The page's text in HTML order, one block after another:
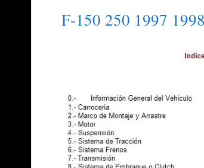
F-150 250 1997